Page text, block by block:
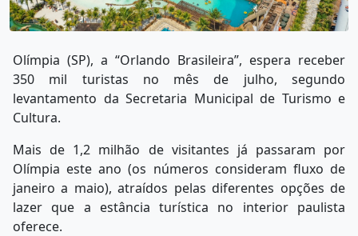
Olímpia (SP), a “Orlando Brasileira”, espera receber
350 mil turistas no mês de julho, segundo
levantamento da Secretaria Municipal de Turismo e
Cultura.
Mais de 1,2 milhão de visitantes já passaram por
Olímpia este ano (os números consideram fluxo de
janeiro a maio), atraídos pelas diferentes opções de
lazer que a estância turística no interior paulista
oferece.